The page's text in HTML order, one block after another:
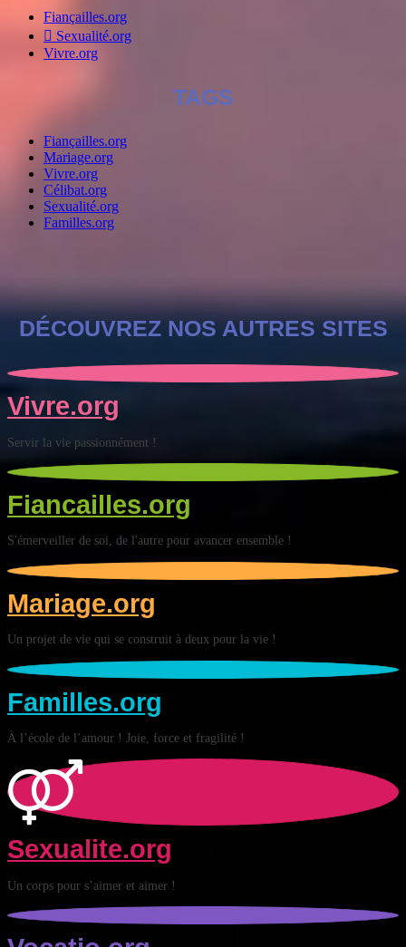
Fiançailles.org
Sexualité.org
Vivre.org
TAGS
Fiançailles.org
Mariage.org
Vivre.org
Célibat.org
Sexualité.org
Familles.org
DÉCOUVREZ NOS AUTRES SITES
Vivre.org
Servir la vie passionnément !
Fiancailles.org
S'émerveiller de soi, de l'autre pour avancer ensemble !
Mariage.org
Un projet de vie qui se construit à deux pour la vie !
Familles.org
À l’école de l’amour ! Joie, force et fragilité !
Sexualite.org
Un corps pour s’aimer et aimer !